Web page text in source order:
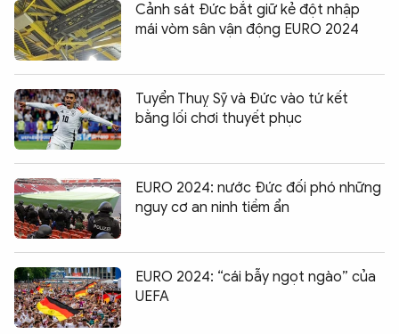
Cảnh sát Đức bắt giữ kẻ đột nhập
mái vòm sân vận động EURO 2024
Tuyển Thuỵ Sỹ và Đức vào tứ kết
bằng lối chơi thuyết phục
EURO 2024: nước Đức đối phó những
nguy cơ an ninh tiềm ẩn
EURO 2024: “cái bẫy ngọt ngào” của
UEFA